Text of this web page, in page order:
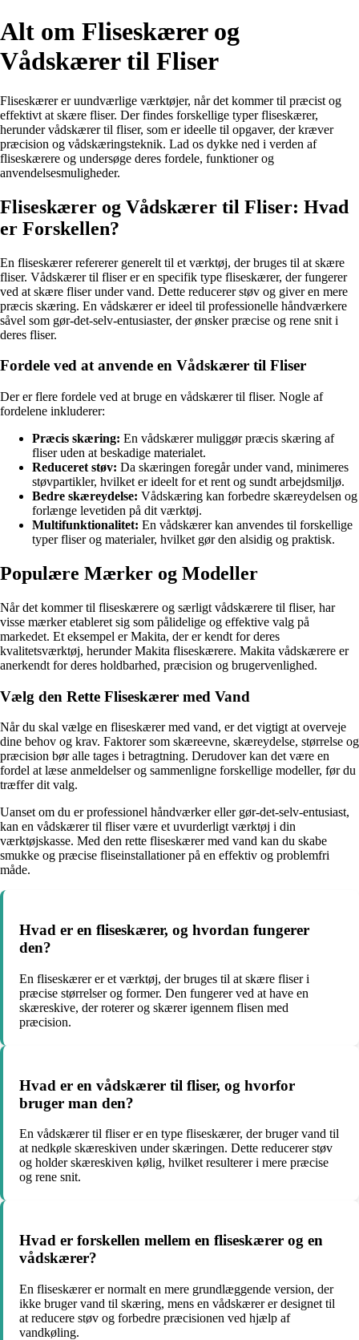
Alt om Fliseskærer og
Vådskærer til Fliser
Fliseskærer er uundværlige værktøjer, når det kommer til præcist og
effektivt at skære fliser. Der findes forskellige typer fliseskærer,
herunder vådskærer til fliser, som er ideelle til opgaver, der kræver
præcision og vådskæringsteknik. Lad os dykke ned i verden af
fliseskærere og undersøge deres fordele, funktioner og
anvendelsesmuligheder.
Fliseskærer og Vådskærer til Fliser: Hvad
er Forskellen?
En fliseskærer refererer generelt til et værktøj, der bruges til at skære
fliser. Vådskærer til fliser er en specifik type fliseskærer, der fungerer
ved at skære fliser under vand. Dette reducerer støv og giver en mere
præcis skæring. En vådskærer er ideel til professionelle håndværkere
såvel som gør-det-selv-entusiaster, der ønsker præcise og rene snit i
deres fliser.
Fordele ved at anvende en Vådskærer til Fliser
Der er flere fordele ved at bruge en vådskærer til fliser. Nogle af
fordelene inkluderer:
Præcis skæring: En vådskærer muliggør præcis skæring af
fliser uden at beskadige materialet.
Reduceret støv: Da skæringen foregår under vand, minimeres
støvpartikler, hvilket er ideelt for et rent og sundt arbejdsmiljø.
Bedre skæreydelse: Vådskæring kan forbedre skæreydelsen og
forlænge levetiden på dit værktøj.
Multifunktionalitet: En vådskærer kan anvendes til forskellige
typer fliser og materialer, hvilket gør den alsidig og praktisk.
Populære Mærker og Modeller
Når det kommer til fliseskærere og særligt vådskærere til fliser, har
visse mærker etableret sig som pålidelige og effektive valg på
markedet. Et eksempel er Makita, der er kendt for deres
kvalitetsværktøj, herunder Makita fliseskærere. Makita vådskærere er
anerkendt for deres holdbarhed, præcision og brugervenlighed.
Vælg den Rette Fliseskærer med Vand
Når du skal vælge en fliseskærer med vand, er det vigtigt at overveje
dine behov og krav. Faktorer som skæreevne, skæreydelse, størrelse og
præcision bør alle tages i betragtning. Derudover kan det være en
fordel at læse anmeldelser og sammenligne forskellige modeller, før du
træffer dit valg.
Uanset om du er professionel håndværker eller gør-det-selv-entusiast,
kan en vådskærer til fliser være et uvurderligt værktøj i din
værktøjskasse. Med den rette fliseskærer med vand kan du skabe
smukke og præcise fliseinstallationer på en effektiv og problemfri
måde.
Hvad er en fliseskærer, og hvordan fungerer
den?
En fliseskærer er et værktøj, der bruges til at skære fliser i
præcise størrelser og former. Den fungerer ved at have en
skæreskive, der roterer og skærer igennem flisen med
præcision.
Hvad er en vådskærer til fliser, og hvorfor
bruger man den?
En vådskærer til fliser er en type fliseskærer, der bruger vand til
at nedkøle skæreskiven under skæringen. Dette reducerer støv
og holder skæreskiven kølig, hvilket resulterer i mere præcise
og rene snit.
Hvad er forskellen mellem en fliseskærer og en
vådskærer?
En fliseskærer er normalt en mere grundlæggende version, der
ikke bruger vand til skæring, mens en vådskærer er designet til
at reducere støv og forbedre præcisionen ved hjælp af
vandkøling.